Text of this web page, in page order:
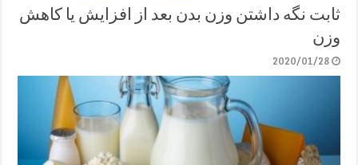
ثابت نگه داشتن وزن بدن بعد از افزایش یا کاهش
وزن
2020/01/28